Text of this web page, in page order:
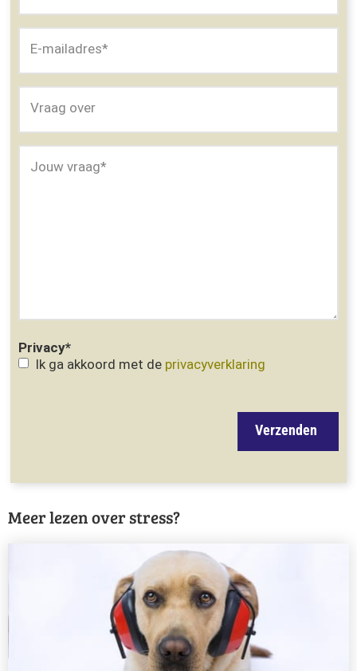
E-mailadres*
Vraag over
Jouw vraag*
Privacy*
Ik ga akkoord met de privacyverklaring
Verzenden
Meer lezen over stress?